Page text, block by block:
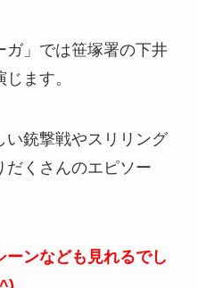
ガ」では笹塚署の下井
ます。
い銃撃戦やスリリング
だくさんのエピソー
ーンなども見れるでし